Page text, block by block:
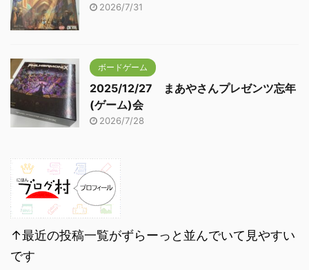
2026/7/31
ボードゲーム
2025/12/27 まあやさんプレゼンツ忘年
(ゲーム)会
2026/7/28
↑最近の投稿一覧がずらーっと並んでいて見やすい
です